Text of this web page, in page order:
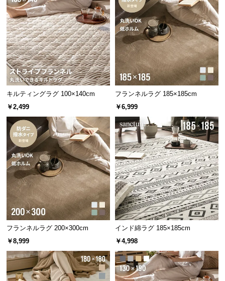
の
配
送
に
つ
い
て
型
商
品
の
配
送
に
つ
い
て
開
梱
置
キルティングラグ 100×140cm
￥2,499
フランネルラグ 185×185cm
￥6,999
フランネルラグ 200×300cm
￥8,999
インド綿ラグ 185×185cm
￥4,998